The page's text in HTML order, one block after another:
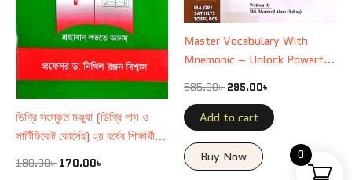
ডিগ্রি সংস্কৃত মঞ্জুষা (ডিগ্রি পাস ও
সার্টিফিকেট কোর্সের) ২য় বর্ষের শিক্ষার্থীদের
180.00৳ 170.00৳
Master Vocabulary With
Mnemonic – Unlock Powerful
585.00৳ 295.00৳
Add to cart
Buy Now 0